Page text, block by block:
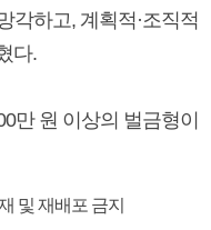
각하고, 계획적·조직적
다.
만 원 이상의 벌금형이
및 재배포 금지